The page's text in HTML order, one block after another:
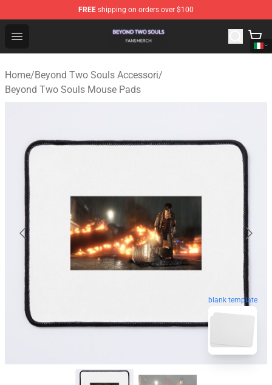
FREE shipping on orders over $100
Open menu
Beyond Two Souls Shop - Official Beyond Two Souls
Home/Beyond Two Souls Accessori/
Beyond Two Souls Mouse Pads
blank template